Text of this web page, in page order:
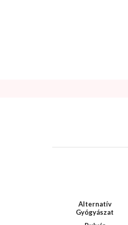
Alternatív
Gyógyászat